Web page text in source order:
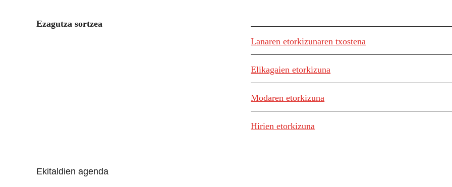
Ezagutza sortzea
Lanaren etorkizunaren txostena
Elikagaien etorkizuna
Modaren etorkizuna
Hirien etorkizuna
Ekitaldien agenda